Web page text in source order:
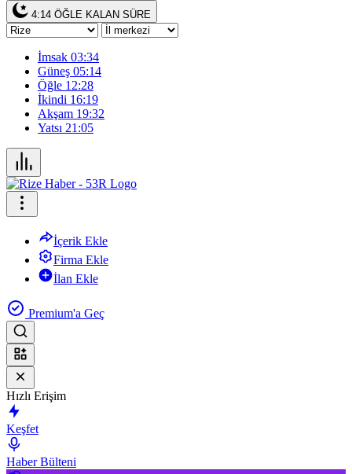
4:14 ÖĞLE KALAN SÜRE
İmsak 03:34
Güneş 05:14
Öğle 12:28
İkindi 16:19
Akşam 19:32
Yatsı 21:05
İçerik Ekle
Firma Ekle
İlan Ekle
Premium'a Geç
Hızlı Erişim
Keşfet
Haber Bülteni